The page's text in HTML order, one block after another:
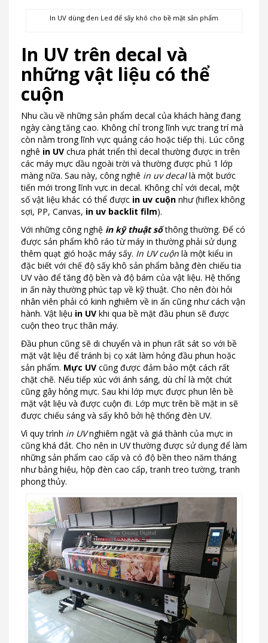
In UV dùng đen Led để sấy khô cho bề mặt sản phẩm
In UV trên decal và
những vật liệu có thể
cuộn
Nhu cầu về những sản phẩm decal của khách hàng đang
ngày càng tăng cao. Không chỉ trong lĩnh vực trang trí mà
còn nằm trong lĩnh vực quảng cáo hoặc tiếp thị. Lúc công
nghê in UV chưa phát triển thì decal thường được in trên
các máy mực dầu ngoài trời và thường được phủ 1 lớp
màng nữa. Sau này, công nghê in uv decallà một bước
tiến mới trong lĩnh vực in decal. Không chỉ với decal, một
số vật liệu khác có thể được in uv cuộn như (hiflex không
sợi, PP, Canvas, in uv backlit film).
Với những công nghệ in kỹ thuật sốthông thường. Để có
được sản phẩm khô ráo từ máy in thường phải sử dụng
thêm quạt gió hoặc máy sấy. In UV cuộn là một kiểu in
đặc biết với chế độ sấy khô sản phẩm bằng đèn chiếu tia
UV vào để tăng độ bền và độ bám của vật liệu. Hệ thống
in ấn này thường phúc tạp về kỹ thuật. Cho nên đòi hỏi
nhân viên phải có kinh nghiêm về in ấn cũng như cách vận
hành. Vật liệu in UV khi qua bề mặt đầu phun sẽ được
cuộn theo trục thân máy.
Đầu phun cũng sẽ di chuyển và in phun rất sát so với bề
mặt vật liệu để tránh bị cọ xát làm hỏng đầu phun hoặc
sản phẩm. Mực UV cũng được đảm bảo một cách rất
chặt chẽ. Nếu tiếp xúc với ánh sáng, dù chỉ là một chút
cũng gây hỏng mực. Sau khi lớp mực được phun lên bề
mặt vật liệu và được cuộn đi. Lớp mực trên bề mặt in sẽ
được chiếu sáng và sấy khô bởi hệ thống đèn UV.
Vì quy trình in UVnghiêm ngặt và giá thành của mực in
cũng khá đắt. Cho nên in UV thường được sử dụng để làm
những sản phẩm cao cấp và có độ bền theo năm tháng
như bảng hiệu, hộp đèn cao cấp, tranh treo tường, tranh
phong thủy.